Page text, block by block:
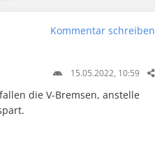
Kommentar schreiben
15.05.2022, 10:59
die V-Bremsen, anstelle